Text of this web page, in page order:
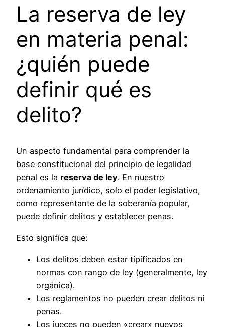
La reserva de ley
en materia penal:
¿quién puede
definir qué es
delito?
Un aspecto fundamental para comprender la
base constitucional del principio de legalidad
penal es la reserva de ley. En nuestro
ordenamiento jurídico, solo el poder legislativo,
como representante de la soberanía popular,
puede definir delitos y establecer penas.
Esto significa que:
Los delitos deben estar tipificados en
normas con rango de ley (generalmente, ley
orgánica).
Los reglamentos no pueden crear delitos ni
penas.
Los jueces no pueden «crear» nuevos